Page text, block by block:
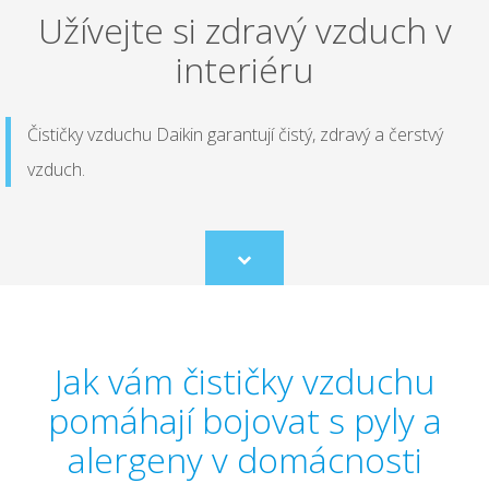
Užívejte si zdravý vzduch v
interiéru
Čističky vzduchu Daikin garantují čistý, zdravý a čerstvý
vzduch.
Scroll
to
Jak vám čističky vzduchu
pomáhají bojovat s pyly a
alergeny v domácnosti